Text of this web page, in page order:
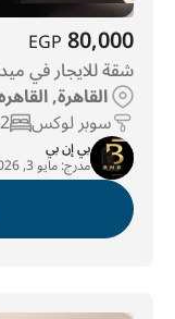
80,000
EGP
شقة للايجار في
القاهرة,
سوبر لوكس 2
بي إن بي
مدرج:مايو 3, 2026